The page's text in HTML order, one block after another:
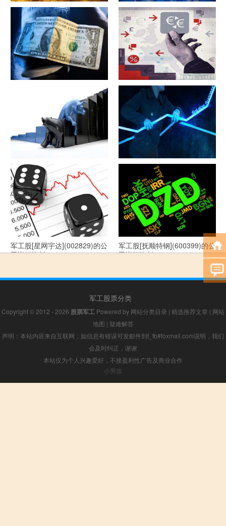
军工股[昊华科技](600378)的公
司详细资料
江苏省[广大特材](688186)的公
司详细资料
军工股[隆盛科技](300680)的公
军工股[钢研高纳](300034)的公
司详细资料
军工股[--](002335)的公司详细
资料
军工股[华自科技](300490)的公
司详细资料
军工股[星网宇达](002829)的公
司详细资料
军工股[抚顺特钢](600399)的公
司详细资料
军工股票分类
Copyright © 2012 - 2026 股票军工 Powered by 网站分类目录 | 精选推荐文章 | 网站
地图 | 疑难解答
声明：本站内容来自互联网，如信息有错误可发邮件到f_fb#foxmail.com说明，我们
会及时纠正，谢谢
本站仅为个人兴趣爱好，不接盈利性广告及商业合作
小男孩